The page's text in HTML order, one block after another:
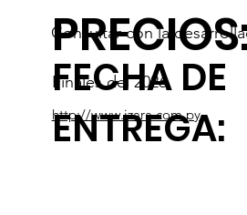
http://www.izara.com.py
FECHA DE
ENTREGA:
Finales del 2026
Consultar con la